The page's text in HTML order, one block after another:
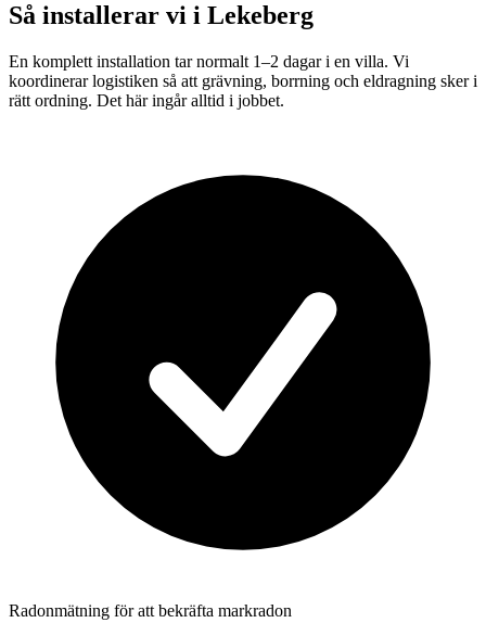
Så installerar vi i Lekeberg
En komplett installation tar normalt 1–2 dagar i en villa. Vi
koordinerar logistiken så att grävning, borrning och eldragning sker i
rätt ordning. Det här ingår alltid i jobbet.
Radonmätning för att bekräfta markradon